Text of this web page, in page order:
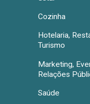
Cozinha
Hotelaria,
Turismo
Marketing,
Relações
Saúde